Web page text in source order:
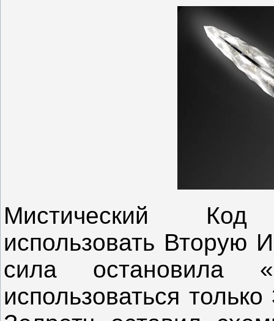
Мистический
использовать Вторую
сила остановила
использоваться